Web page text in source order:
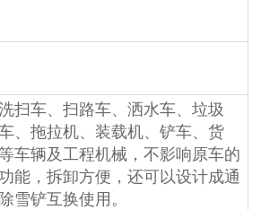
扫车、扫路车、洒水车、垃圾
、拖拉机、装载机、铲车、货
车辆及工程机械，不影响原车的
能，拆卸方便，还可以设计成通
雪铲互换使用。